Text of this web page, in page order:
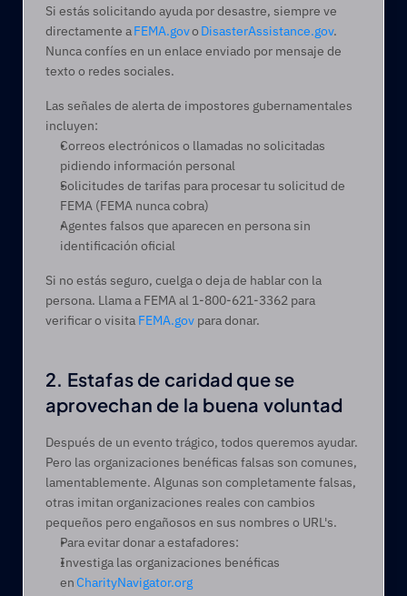
Si estás solicitando ayuda por desastre, siempre ve
directamente a FEMA.gov o DisasterAssistance.gov.
Nunca confíes en un enlace enviado por mensaje de
texto o redes sociales.
Las señales de alerta de impostores gubernamentales
incluyen:
Correos electrónicos o llamadas no solicitadas
pidiendo información personal
Solicitudes de tarifas para procesar tu solicitud de
FEMA (FEMA nunca cobra)
Agentes falsos que aparecen en persona sin
identificación oficial
Si no estás seguro, cuelga o deja de hablar con la
persona. Llama a FEMA al 1-800-621-3362 para
verificar o visita FEMA.gov para donar.
2. Estafas de caridad que se
aprovechan de la buena voluntad
Después de un evento trágico, todos queremos ayudar.
Pero las organizaciones benéficas falsas son comunes,
lamentablemente. Algunas son completamente falsas,
otras imitan organizaciones reales con cambios
pequeños pero engañosos en sus nombres o URL's.
Para evitar donar a estafadores:
Investiga las organizaciones benéficas
en CharityNavigator.org